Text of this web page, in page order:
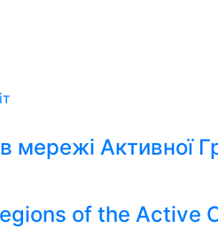
мережі Активної
of the Active